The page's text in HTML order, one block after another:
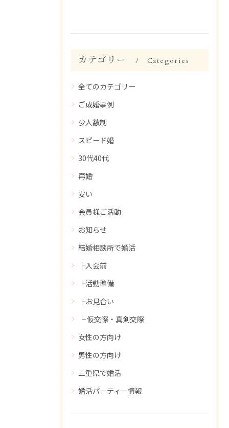
カテゴリー Categories
全てのカテゴリー
ご成婚事例
少人数制
スピード婚
30代40代
再婚
安い
会員様ご活動
お知らせ
結婚相談所で婚活
├入会前
├活動準備
├お見合い
└ 仮交際・真剣交際
女性の方向け
男性の方向け
三重県で婚活
婚活パーティー情報